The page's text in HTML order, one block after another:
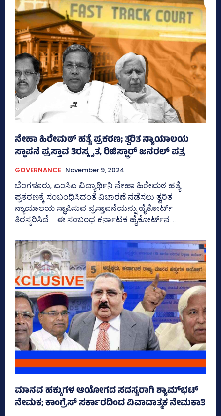
ನೇಹಾ ಹಿರೇಮಠ್‌ ಹತ್ಯೆ ಪ್ರಕರಣ; ತ್ವರಿತ ನ್ಯಾಯಾಲಯ
ಸ್ಥಾಪನೆ ಪ್ರಸ್ತಾವ ತಿರಸ್ಕೃತ, ರಿಜಿಸ್ಟ್ರಾರ್ ಜನರಲ್ ಪತ್ರ
GOVERNANCE November 9, 2024
ಬೆಂಗಳೂರು; ಎಂಸಿಎ ವಿದ್ಯಾರ್ಥಿನಿ ನೇಹಾ ಹಿರೇಮಠ ಹತ್ಯೆ
ಪ್ರಕರಣಕ್ಕೆ ಸಂಬಂಧಿಸಿದಂತೆ ವಿಚಾರಣೆ ನಡೆಸಲು ತ್ವರಿತ
ನ್ಯಾಯಾಲಯ ಸ್ಥಾಪಿಸುವ ಪ್ರಸ್ತಾವನೆಯನ್ನು ಹೈಕೋರ್ಟ್
ತಿರಸ್ಕರಿಸಿದೆ. ಈ ಸಂಬಂಧ ಕರ್ನಾಟಕ ಹೈಕೋರ್ಟ್‌ನ...
ಮಾನವ ಹಕ್ಕುಗಳ ಆಯೋಗದ ಸದಸ್ಯರಾಗಿ ಶ್ಯಾಮ್‌ಭಟ್‌
ನೇಮಕ; ಕಾಂಗ್ರೆಸ್‌ ಸರ್ಕಾರದಿಂದ ವಿವಾದಾತ್ಮಕ ನೇಮಕಾತಿ